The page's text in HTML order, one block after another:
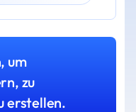
um
zu
erstellen.